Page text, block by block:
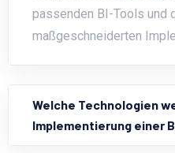
passenden BI-Tools und
maßgeschneiderten
Welche Technologien
Implementierung einer